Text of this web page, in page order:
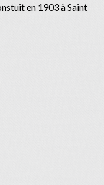
en 1903 à Saint